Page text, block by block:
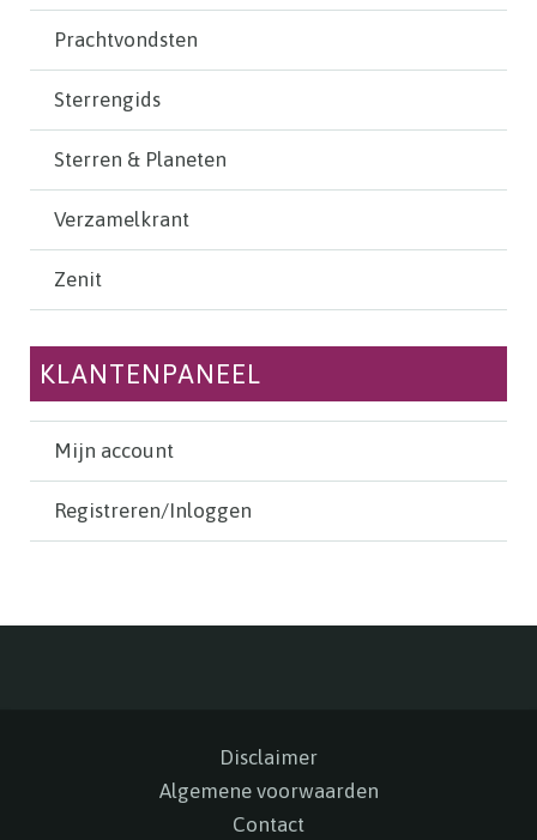
Prachtvondsten
Sterrengids
Sterren & Planeten
Verzamelkrant
Zenit
KLANTENPANEEL
Mijn account
Registreren/Inloggen
Disclaimer
Algemene voorwaarden
Contact